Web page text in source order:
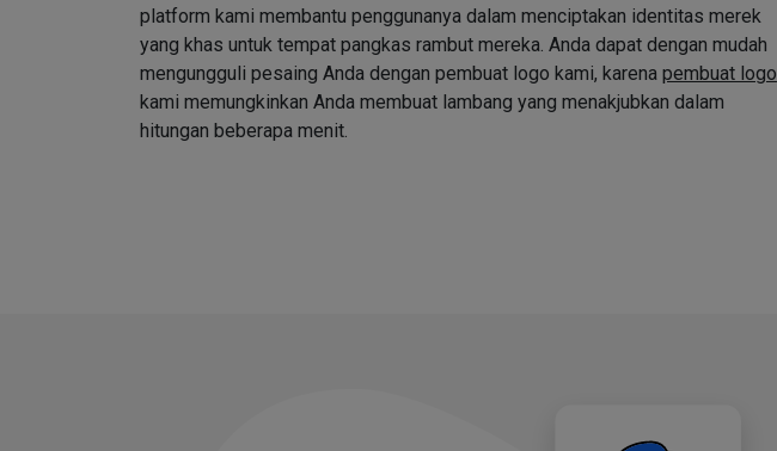
platform kami membantu penggunanya dalam menciptakan identitas merek
yang khas untuk tempat pangkas rambut mereka. Anda dapat dengan mudah
mengungguli pesaing Anda dengan pembuat logo kami, karena pembuat logo
kami memungkinkan Anda membuat lambang yang menakjubkan dalam
hitungan beberapa menit.